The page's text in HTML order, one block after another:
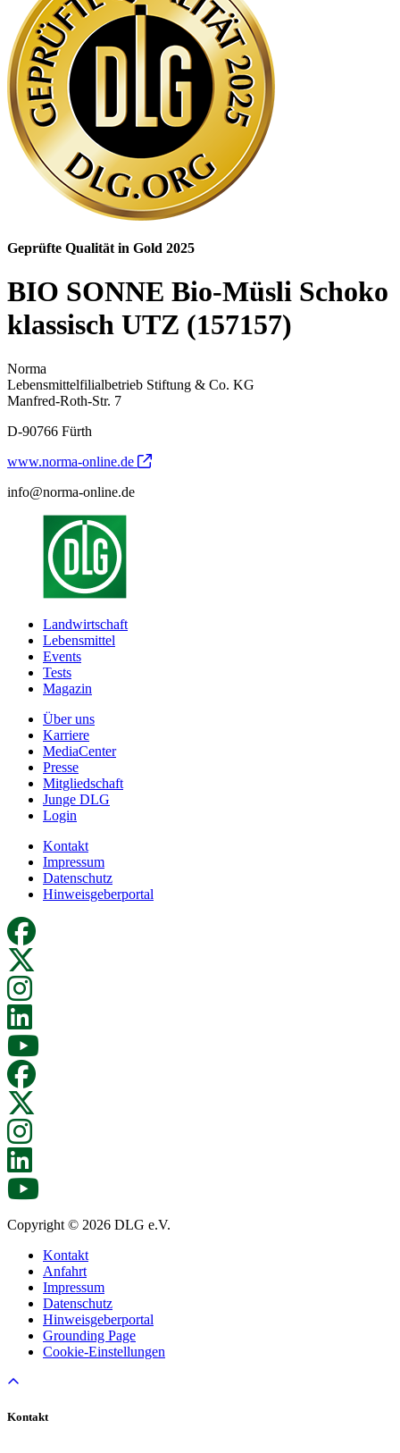
Geprüfte Qualität in Gold 2025
BIO SONNE Bio-Müsli Schoko
klassisch UTZ (157157)
Norma
Lebensmittelfilialbetrieb Stiftung & Co. KG
Manfred-Roth-Str. 7
D-90766 Fürth
www.norma-online.de
info@norma-online.de
Landwirtschaft
Lebensmittel
Events
Tests
Magazin
Über uns
Karriere
MediaCenter
Presse
Mitgliedschaft
Junge DLG
Login
Kontakt
Impressum
Datenschutz
Hinweisgeberportal
Copyright © 2026 DLG e.V.
Kontakt
Anfahrt
Impressum
Datenschutz
Hinweisgeberportal
Grounding Page
Cookie-Einstellungen
Kontakt